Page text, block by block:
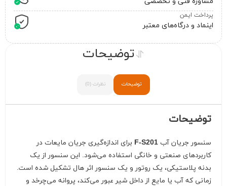
پرداخت ایمن
اینماد و درگاه‌های معتبر
توضیحات نظرات (0)
توضیحات
توضیحات
سنسور جریان آب F-S201 برای اندازه‌گیری جریان مایعات در
کاربردهای صنعتی و خانگی استفاده می‌شود. این سنسور از یک
بدنه پلاستیکی، یک روتور و یک سنسور اثر هال تشکیل شده است.
زمانی که آب یا مایع از داخل شیر عبور می‌کند، پروانه می‌چرخد و